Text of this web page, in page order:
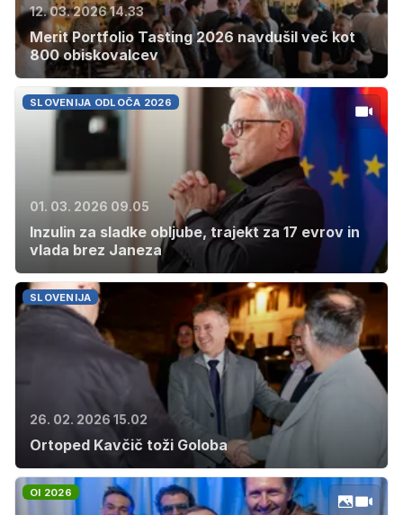
12. 03. 2026 14.33
Merit Portfolio Tasting 2026 navdušil več kot
800 obiskovalcev
SLOVENIJA ODLOČA 2026
01. 03. 2026 09.05
Inzulin za sladke obljube, trajekt za 17 evrov in
vlada brez Janeza
SLOVENIJA
26. 02. 2026 15.02
Ortoped Kavčič toži Goloba
OI 2026